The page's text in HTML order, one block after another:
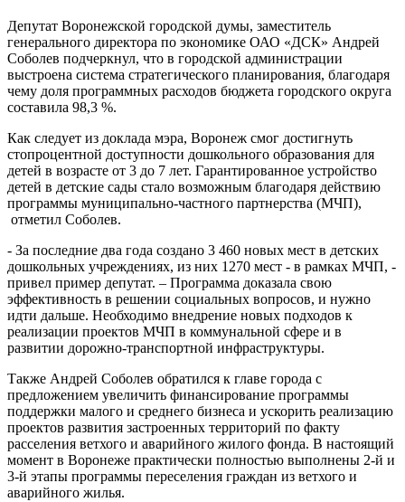
Депутат Воронежской городской думы, заместитель
генерального директора по экономике ОАО «ДСК» Андрей
Соболев подчеркнул, что в городской администрации
выстроена система стратегического планирования, благодаря
чему доля программных расходов бюджета городского округа
составила 98,3 %.
Как следует из доклада мэра, Воронеж смог достигнуть
стопроцентной доступности дошкольного образования для
детей в возрасте от 3 до 7 лет. Гарантированное устройство
детей в детские сады стало возможным благодаря действию
программы муниципально-частного партнерства (МЧП),
отметил Соболев.
- За последние два года создано 3 460 новых мест в детских
дошкольных учреждениях, из них 1270 мест - в рамках МЧП, -
привел пример депутат. – Программа доказала свою
эффективность в решении социальных вопросов, и нужно
идти дальше. Необходимо внедрение новых подходов к
реализации проектов МЧП в коммунальной сфере и в
развитии дорожно-транспортной инфраструктуры.
Также Андрей Соболев обратился к главе города с
предложением увеличить финансирование программы
поддержки малого и среднего бизнеса и ускорить реализацию
проектов развития застроенных территорий по факту
расселения ветхого и аварийного жилого фонда. В настоящий
момент в Воронеже практически полностью выполнены 2-й и
3-й этапы программы переселения граждан из ветхого и
аварийного жилья.